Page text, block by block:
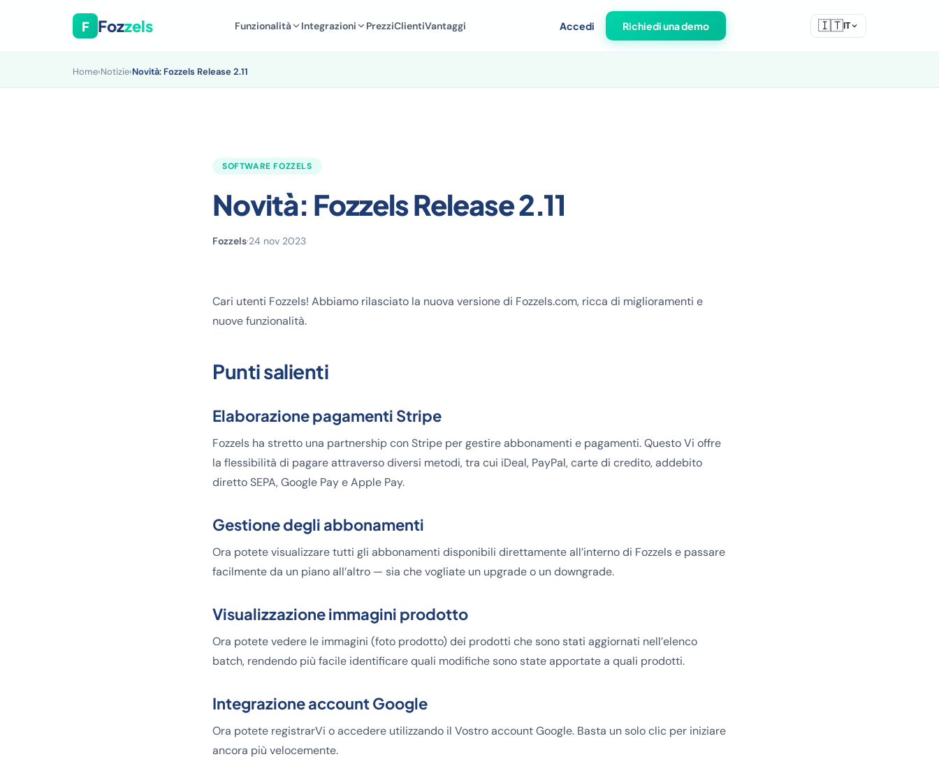
F Fozzels Funzionalità Integrazioni PrezziClientiVantaggi Accedi Richiedi una demo 🇮🇹IT
Home›Notizie›Novità: Fozzels Release 2.11
SOFTWARE FOZZELS
Novità: Fozzels Release 2.11
Fozzels·24 nov 2023
Cari utenti Fozzels! Abbiamo rilasciato la nuova versione di Fozzels.com, ricca di miglioramenti e
nuove funzionalità.
Punti salienti
Elaborazione pagamenti Stripe
Fozzels ha stretto una partnership con Stripe per gestire abbonamenti e pagamenti. Questo Vi offre
la flessibilità di pagare attraverso diversi metodi, tra cui iDeal, PayPal, carte di credito, addebito
diretto SEPA, Google Pay e Apple Pay.
Gestione degli abbonamenti
Ora potete visualizzare tutti gli abbonamenti disponibili direttamente all’interno di Fozzels e passare
facilmente da un piano all’altro — sia che vogliate un upgrade o un downgrade.
Visualizzazione immagini prodotto
Ora potete vedere le immagini (foto prodotto) dei prodotti che sono stati aggiornati nell’elenco
batch, rendendo più facile identificare quali modifiche sono state apportate a quali prodotti.
Integrazione account Google
Ora potete registrarVi o accedere utilizzando il Vostro account Google. Basta un solo clic per iniziare
ancora più velocemente.